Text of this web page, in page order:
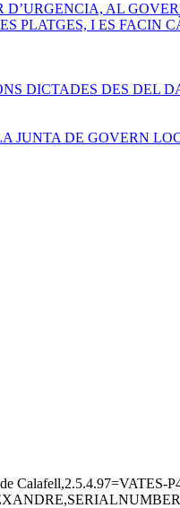
D’URGENCIA, AL
PLATGES, I ES FACIN
DICTADES DES DEL
JUNTA DE GOVERN